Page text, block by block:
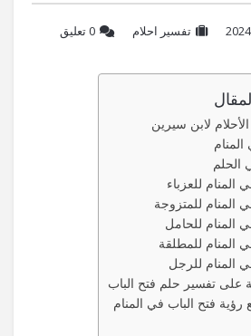
تفسير احلام
‫0 تعليق
لابن سيرين
الحلم
المنام للعزباء
المنام للمتزوجة
المنام للحامل
المنام للمطلقة
المنام للرجل
على تفسير حلم فتح الباب
رؤية فتح الباب في المنام